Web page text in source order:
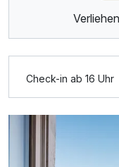
Doppelzimmer
Check-in ab 16 Uhr